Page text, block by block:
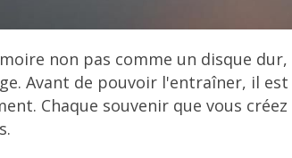
non pas comme un disque
Avant de pouvoir l'entraîner, il
Chaque souvenir que vous